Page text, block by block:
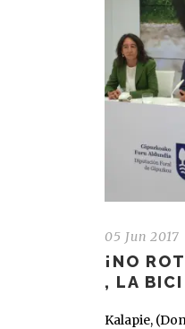
05 Jun 2017
¡NO
, LA BICI
Kalapie,